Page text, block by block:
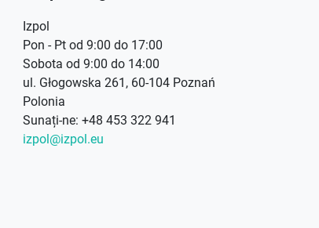
Izpol
Pon - Pt od 9:00 do 17:00
Sobota od 9:00 do 14:00
ul. Głogowska 261, 60-104 Poznań
Polonia
Sunați-ne: +48 453 322 941
izpol@izpol.eu